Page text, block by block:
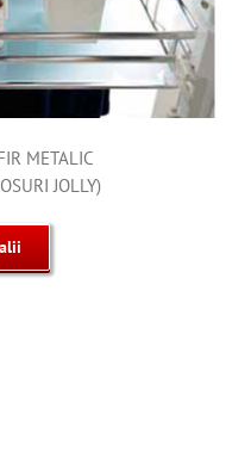
METALIC
JOLLY)